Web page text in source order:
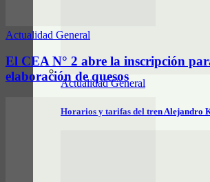
Actualidad General
Horarios y tarifas del tren Alejandro
Actualidad General
El CEA N° 2 abre la inscripción
elaboración de quesos